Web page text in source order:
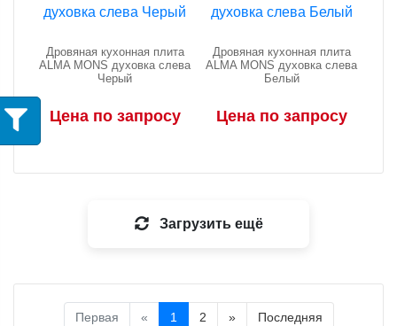
Дровяная кухонная плита
АLMA MONS духовка слева
Черый
Цена по запросу
Дровяная кухонная плита
АLMA MONS духовка слева
Белый
Цена по запросу
Загрузить ещё
Первая « 1 2 » Последняя